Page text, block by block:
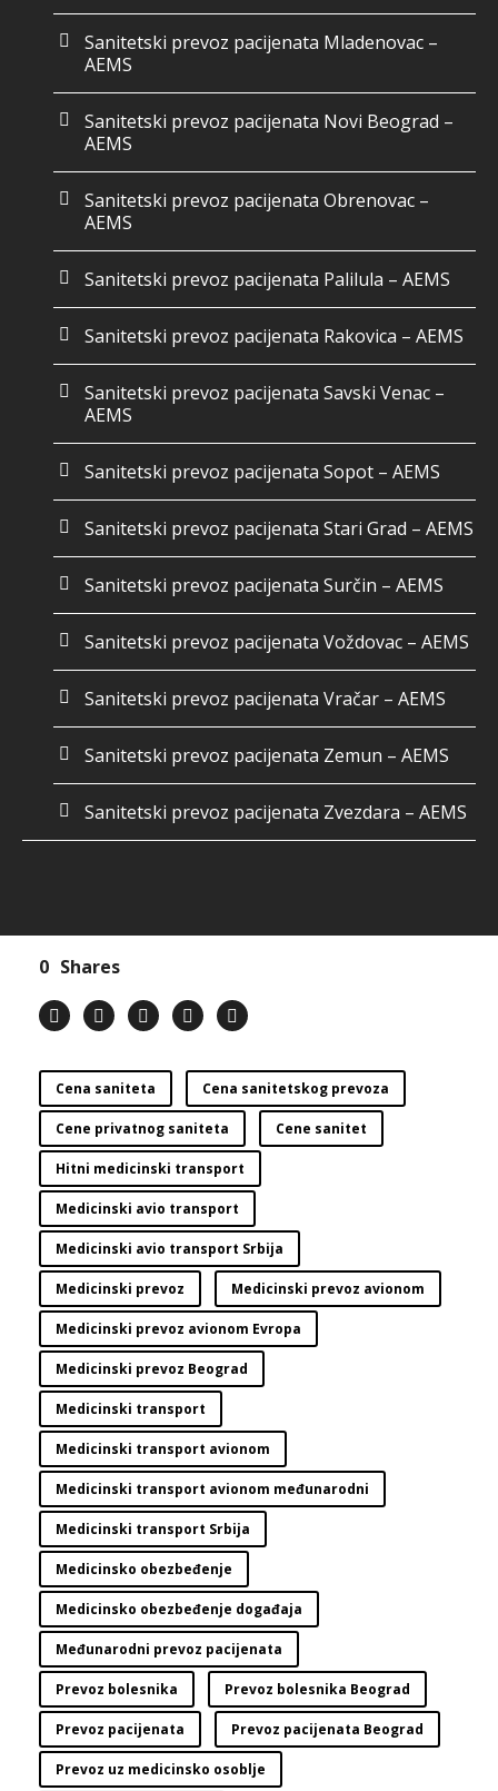
Sanitetski prevoz pacijenata Mladenovac –
AEMS
Sanitetski prevoz pacijenata Novi Beograd –
AEMS
Sanitetski prevoz pacijenata Obrenovac –
AEMS
Sanitetski prevoz pacijenata Palilula – AEMS
Sanitetski prevoz pacijenata Rakovica – AEMS
Sanitetski prevoz pacijenata Savski Venac –
AEMS
Sanitetski prevoz pacijenata Sopot – AEMS
Sanitetski prevoz pacijenata Stari Grad – AEMS
Sanitetski prevoz pacijenata Surčin – AEMS
Sanitetski prevoz pacijenata Voždovac – AEMS
Sanitetski prevoz pacijenata Vračar – AEMS
Sanitetski prevoz pacijenata Zemun – AEMS
Sanitetski prevoz pacijenata Zvezdara – AEMS
0 Shares
Cena saniteta Cena sanitetskog prevoza
Cene privatnog saniteta Cene sanitet
Hitni medicinski transport
Medicinski avio transport
Medicinski avio transport Srbija
Medicinski prevoz Medicinski prevoz avionom
Medicinski prevoz avionom Evropa
Medicinski prevoz Beograd
Medicinski transport
Medicinski transport avionom
Medicinski transport avionom međunarodni
Medicinski transport Srbija
Medicinsko obezbeđenje
Medicinsko obezbeđenje događaja
Međunarodni prevoz pacijenata
Prevoz bolesnika Prevoz bolesnika Beograd
Prevoz pacijenata Prevoz pacijenata Beograd
Prevoz uz medicinsko osoblje